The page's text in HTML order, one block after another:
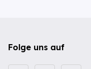
Folge uns auf